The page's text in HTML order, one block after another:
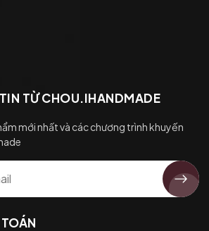
TỪ CHOU.IHANDMADE
mới nhất và các chương trình khuyến